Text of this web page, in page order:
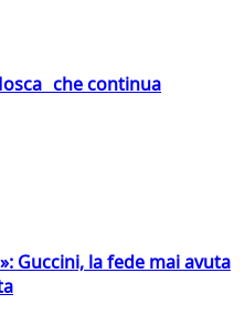
che continua
Guccini, la fede mai avuta